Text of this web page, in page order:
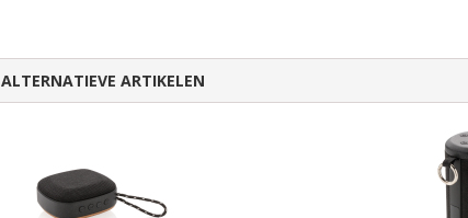
ALTERNATIEVE ARTIKELEN